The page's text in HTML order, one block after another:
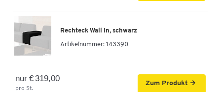
Rechteck Wall In, schwarz
Artikelnummer: 143390
nur € 319,00
pro St.
Zum Produkt